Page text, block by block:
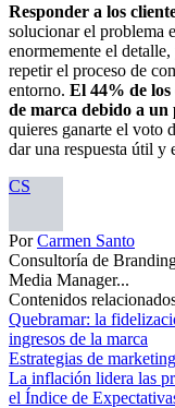
Responder a los
solucionar el problema
enormemente el
repetir el proceso de
entorno. El 44% de los
de marca debido a un
quieres ganarte el voto
dar una respuesta útil y
CS
PorCarmen Santo
Consultoría de
Media Manager...
Contenidos
Quebramar: la
ingresos de la marca
Estrategias de
La inflación lidera las
el Índice de